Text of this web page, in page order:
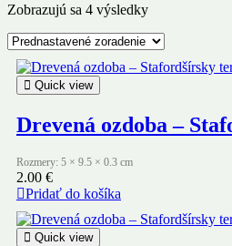
Zobrazujú sa 4 výsledky
Quick view
Drevená ozdoba –
Rozmery: 5 × 9.5 × 0.3 cm
2.00 €
Pridať do košíka
Quick view